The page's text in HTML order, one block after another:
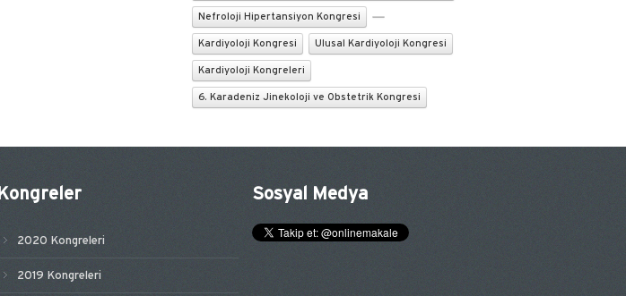
Nefroloji Hipertansiyon Kongresi
Kardiyoloji Kongresi Ulusal Kardiyoloji Kongresi
Kardiyoloji Kongreleri
6. Karadeniz Jinekoloji ve Obstetrik Kongresi
Kongreler
2020 Kongreleri
2019 Kongreleri
Sosyal Medya